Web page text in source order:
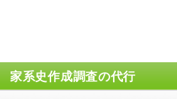
家系史作成調査の代行